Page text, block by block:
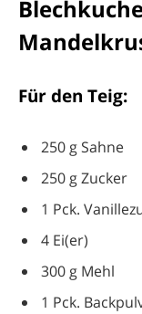
Für den Teig:
250 g Sahne
250 g Zucker
1 Pck.
4 Ei(er)
300 g Mehl
1 Pck.